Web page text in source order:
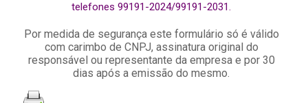
telefones 99191-2024/99191-2031.
Por medida de segurança este formulário só é válido
com carimbo de CNPJ, assinatura original do
responsável ou representante da empresa e por 30
dias após a emissão do mesmo.